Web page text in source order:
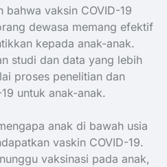
bahwa vaksin COVID-19
dewasa memang efektif
kepada anak-anak.
studi dan data yang lebih
proses penelitian dan
untuk anak-anak.
anak di bawah usia
vaskin COVID-19.
vaksinasi pada anak,